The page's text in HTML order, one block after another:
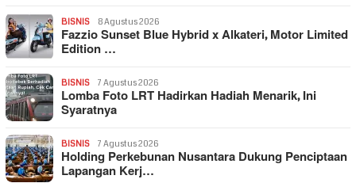
BISNIS 8 Agustus 2026
Fazzio Sunset Blue Hybrid x Alkateri, Motor Limited
Edition …
BISNIS 7 Agustus 2026
Lomba Foto LRT Hadirkan Hadiah Menarik, Ini
Syaratnya
BISNIS 7 Agustus 2026
Holding Perkebunan Nusantara Dukung Penciptaan
Lapangan Kerj…